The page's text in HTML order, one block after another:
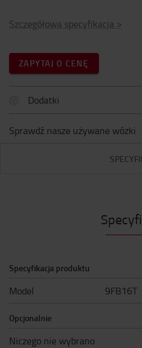
Szczegółowa specyfikacja >
ZAPYTAJ O CENĘ
Dodatki
Sprawdź nasze używane wózki
Specyfikacja produktu
Model 9FB16T
Opcjonalnie
Niczego nie wybrano